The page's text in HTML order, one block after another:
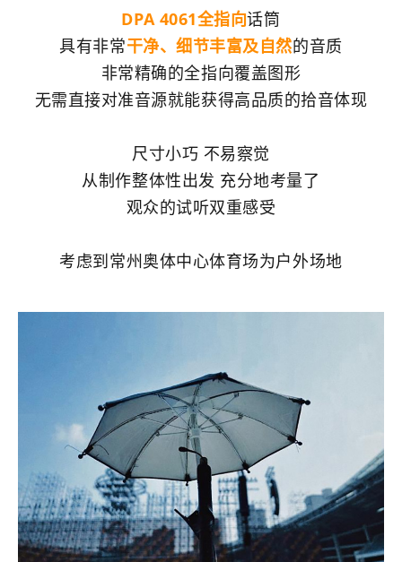
DPA 4061全指向话筒
具有非常干净、细节丰富及自然的音质
非常精确的全指向覆盖图形
无需直接对准音源就能获得高品质的拾音体现
尺寸小巧 不易察觉
从制作整体性出发 充分地考量了
观众的试听双重感受
考虑到常州奥体中心体育场为户外场地